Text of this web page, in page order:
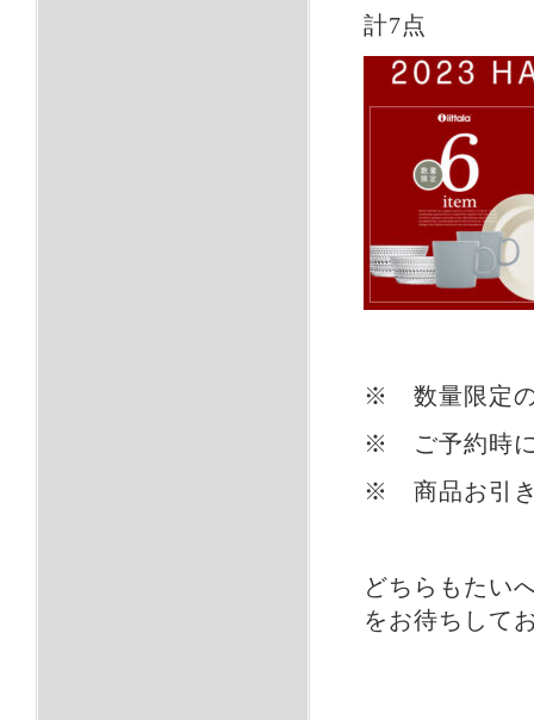
計7点
※ 数量限定の
※ ご予約時に
※ 商品お引き
どちらもたい
をお待ちして